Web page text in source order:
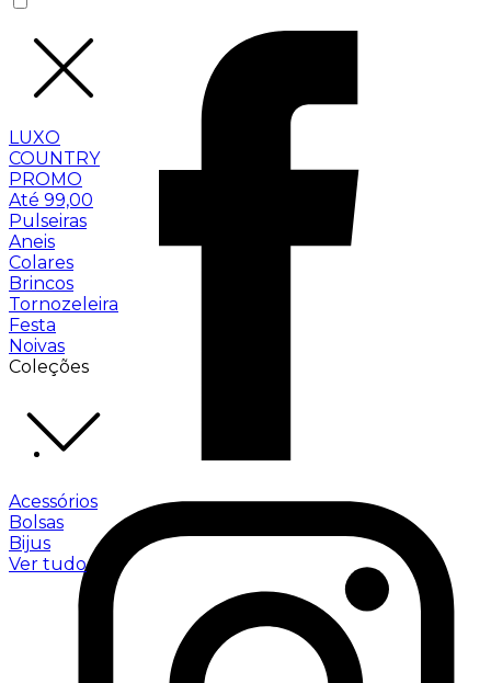
LUXO
COUNTRY
PROMO
Até 99,00
Pulseiras
Aneis
Colares
Brincos
Tornozeleira
Festa
Noivas
Coleções
Acessórios
Bolsas
Bijus
Ver tudo